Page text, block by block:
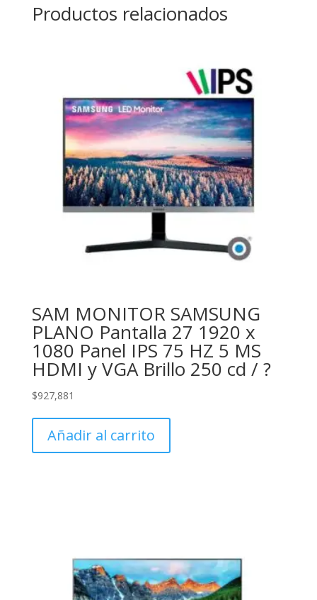
Productos relacionados
SAM MONITOR SAMSUNG
PLANO Pantalla 27 1920 x
1080 Panel IPS 75 HZ 5 MS
HDMI y VGA Brillo 250 cd / ?
$927,881
Añadir al carrito